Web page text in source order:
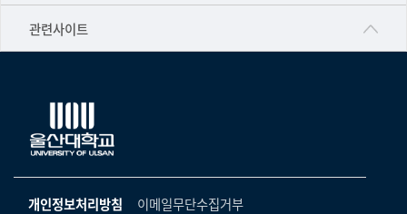
▷일본어·일본학과
▷프랑스어·프랑스학과
▷스페인·중남미학과
▷철학·상담학과
공학교육혁신센터
국제교류처
기초과학연구소
관련사이트
건강가정지원센터
교수협의회
노동조합
생명윤리위원회
온라인 기술거래 플랫폼
개인정보처리방침 이메일무단수집거부